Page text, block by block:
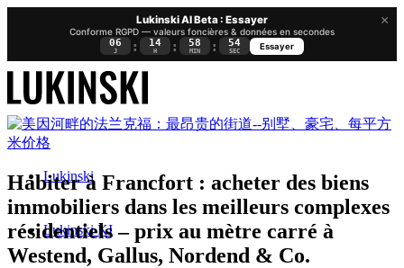
×
Lukinski AI Beta : Essayer
Conforme RGPD — valeurs foncières & données en secondes
06
J : 14
H : 58
MIN : 53
SEC
Essayer
Lukinski
Lukinski KI
Habiter à Francfort : acheter des biens
immobiliers dans les meilleurs complexes
résidentiels – prix au mètre carré à
Westend, Gallus, Nordend & Co.